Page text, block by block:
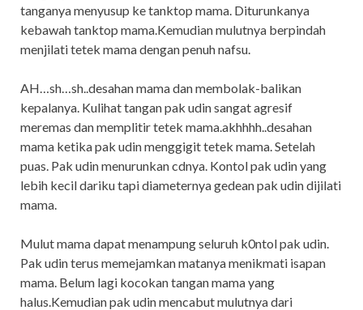
tanganya menyusup ke tanktop mama. Diturunkanya
kebawah tanktop mama.Kemudian mulutnya berpindah
menjilati tetek mama dengan penuh nafsu.
AH…sh…sh..desahan mama dan membolak-balikan
kepalanya. Kulihat tangan pak udin sangat agresif
meremas dan memplitir tetek mama.akhhhh..desahan
mama ketika pak udin menggigit tetek mama. Setelah
puas. Pak udin menurunkan cdnya. Kontol pak udin yang
lebih kecil dariku tapi diameternya gedean pak udin dijilati
mama.
Mulut mama dapat menampung seluruh k0ntol pak udin.
Pak udin terus memejamkan matanya menikmati isapan
mama. Belum lagi kocokan tangan mama yang
halus.Kemudian pak udin mencabut mulutnya dari